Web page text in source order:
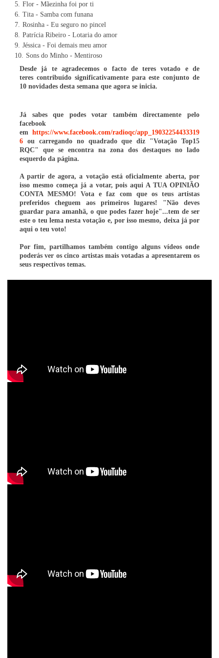
Flor - Mãezinha foi por ti
Tita - Samba com funana
Rosinha - Eu seguro no pincel
Patrícia Ribeiro - Lotaria do amor
Jéssica - Foi demais meu amor
Sons do Minho - Mentiroso
Desde já te agradecemos o facto de teres votado e de
teres contribuídosignificativamente para este conjunto de
10 novidades desta semana que agora se inicia.
Já sabes que podes votar também directamente pelo
facebook
em https://www.facebook.com/radioqc/app_19032254433319
6 ou carregando no quadrado que diz "Votação Top15
RQC" que se encontra na zona dos destaques no lado
esquerdo da página.
A partir de agora, a votação está oficialmente aberta, por
isso mesmo começa já a votar, pois aqui A TUA OPINIÃO
CONTA MESMO! Vota e faz com que os teus artistas
preferidos cheguem aos primeiros lugares! "Não deves
guardar para amanhã, o que podes fazer hoje"...tem de ser
este o teu lema nesta votação e, por isso mesmo, deixa já por
aqui o teu voto!
Por fim, partilhamos também contigo alguns vídeos onde
poderás ver os cinco artistas mais votadas a apresentarem os
seus respectivos temas.